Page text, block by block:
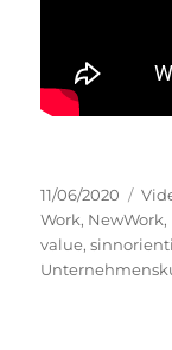
Veröffentlicht
am
11/06/2020
Work, NewWork,
value,